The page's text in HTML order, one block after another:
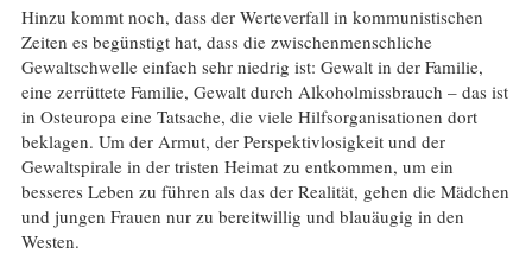
Hinzu kommt noch, dass der Werteverfall in kommunistischen
Zeiten es begünstigt hat, dass die zwischenmenschliche
Gewaltschwelle einfach sehr niedrig ist: Gewalt in der Familie,
eine zerrüttete Familie, Gewalt durch Alkoholmissbrauch – das ist
in Osteuropa eine Tatsache, die viele Hilfsorganisationen dort
beklagen. Um der Armut, der Perspektivlosigkeit und der
Gewaltspirale in der tristen Heimat zu entkommen, um ein
besseres Leben zu führen als das der Realität, gehen die Mädchen
und jungen Frauen nur zu bereitwillig und blauäugig in den
Westen.